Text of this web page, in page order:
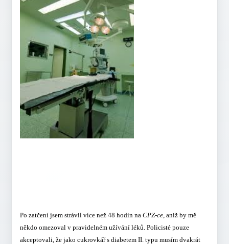
Po zatčení jsem strávil více než 48 hodin na CPZ-ce, aniž by mě
někdo omezoval v pravidelném užívání léků. Policisté pouze
akceptovali, že jako cukrovkář s diabetem II. typu musím dvakrát